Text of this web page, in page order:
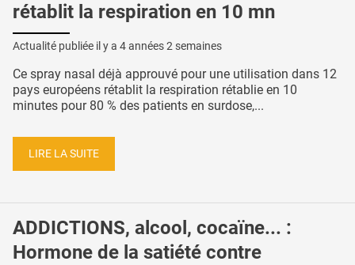
rétablit la respiration en 10 mn
Actualité publiée il y a 4 années 2 semaines
Ce spray nasal déjà approuvé pour une utilisation dans 12
pays européens rétablit la respiration rétablie en 10
minutes pour 80 % des patients en surdose,...
LIRE LA SUITE
ADDICTIONS, alcool, cocaïne... :
Hormone de la satiété contre